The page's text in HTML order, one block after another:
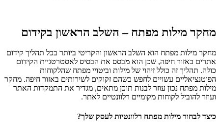
מחקר מילות מפתח – השלב הראשון בקידום
מחקר מילות מפתח הוא השלב הראשון והקריטי ביותר בכל תהליך קידום
אתרים באזור חיפה, שכן הוא מבסס את הבסיס לאסטרטגיית הקידום
כולה. תהליך זה כולל זיהוי של מילות וביטויי מפתח שהלקוחות
הפוטנציאליים עשויים לחפש כשהם זקוקים לשירותים באזור חיפה. מחקר
מילות מפתח נכון עוזר לבנות תוכן מתאים, מגדיר את התמקדות האתר
ועוזר להוביל לקוחות מקומיים רלוונטיים לאתר.
כיצד לבחור מילות מפתח רלוונטיות לעסק שלך?